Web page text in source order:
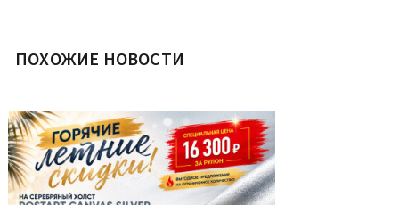
ПОХОЖИЕ НОВОСТИ